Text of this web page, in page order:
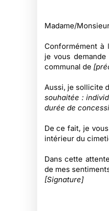
Madame/
Conformément
je vous
communal de
Aussi, je sollicite
souhaitée :
durée de
De ce fait, je
intérieur du
Dans cette
de mes
[Signature]